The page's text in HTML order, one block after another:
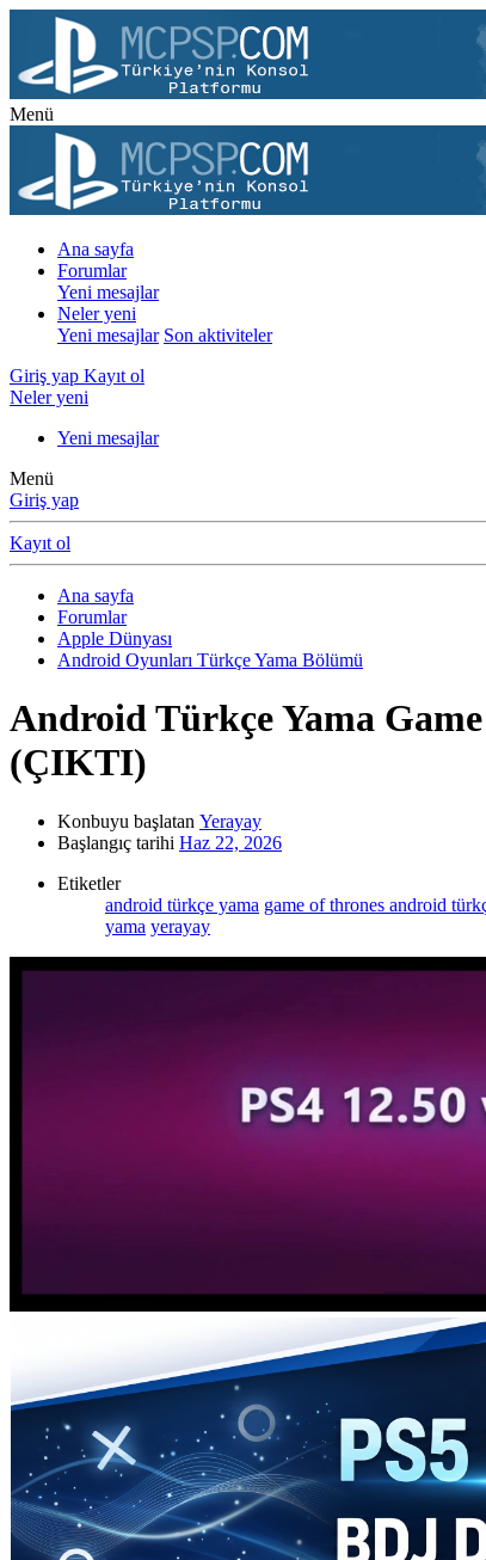
Menü
Ana sayfa
Forumlar
Yeni mesajlar
Neler yeni
Yeni mesajlar Son aktiviteler
Giriş yap Kayıt ol
Neler yeni
Yeni mesajlar
Menü
Giriş yap
Kayıt ol
Ana sayfa
Forumlar
Apple Dünyası
Android Oyunları Türkçe Yama Bölümü
Android Türkçe Yama
(ÇIKTI)
Konbuyu başlatan Yerayay
Başlangıç tarihi Haz 22, 2026
Etiketler
android türkçe yama game of thrones android
yama yerayay